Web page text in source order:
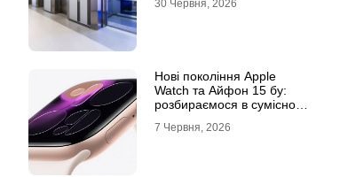
30 Червня, 2026
Нові покоління Apple
Watch та Айфон 15 бу:
розбираємося в сумісності
екосистеми
7 Червня, 2026